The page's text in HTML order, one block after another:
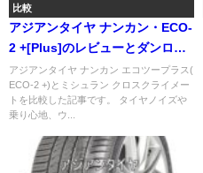
比較
アジアンタイヤ ナンカン・ECO-
2 +[Plus]のレビューとダンロッ
プ EC203との比較
アジアンタイヤ ナンカン エコツープラス(
ECO-2 +)とミシュラン クロスクライメー
トを比較した記事です。 タイヤノイズや
乗り心地、ウ...